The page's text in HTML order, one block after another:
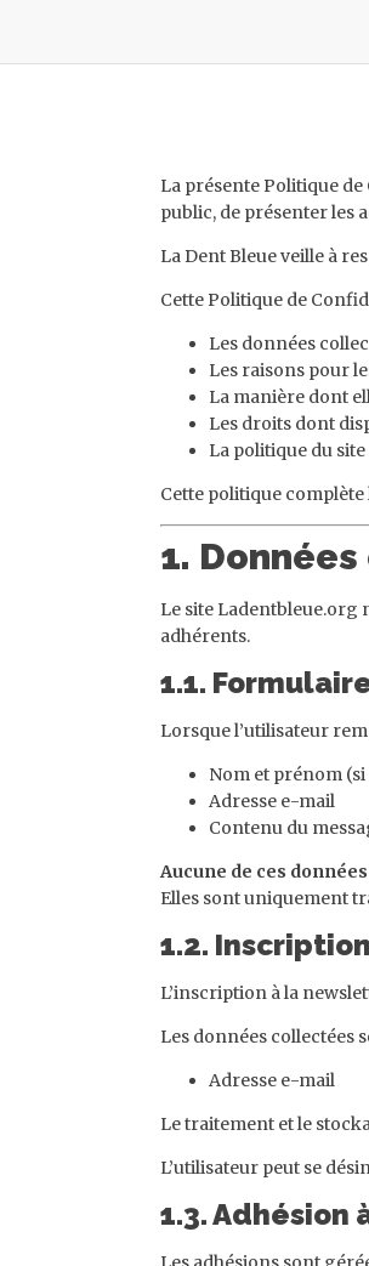
La présente Politique
public, de présenter les
La Dent Bleue veille à
Cette Politique de
Les données
Les raisons pour
La manière dont
Les droits dont
La politique du
Cette politique
1.
Le site Ladentbleue.org
adhérents.
1.1.
Lorsque l’utilisateur
Nom et prénom
Adresse e-mail
Contenu du
Aucune de ces
Elles sont uniquement
1.2.
L’inscription à la
Les données collectées
Adresse e-mail
Le traitement et le
L’utilisateur peut se
1.3. Adhésion